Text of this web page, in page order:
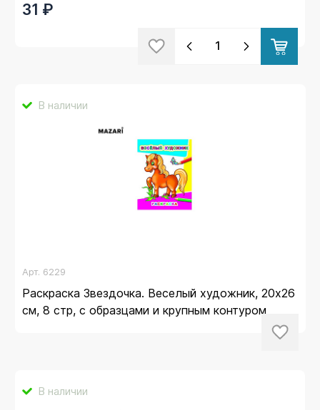
31 ₽
В наличии
Арт. 6229
Раскраска Звездочка. Веселый художник, 20х26
см, 8 стр, с образцами и крупным контуром
В наличии